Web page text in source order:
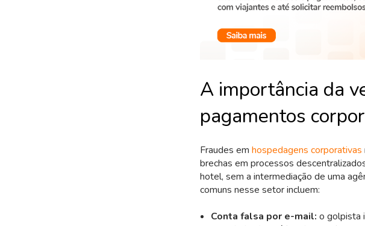
A importância da
pagamentos
Fraudes em hospedagens corporativas
brechas em processos
hotel, sem a intermediação de uma
comuns nesse setor incluem:
Conta falsa por e-mail: o golpista